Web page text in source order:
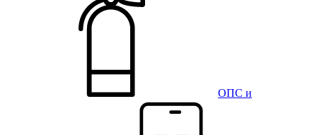
ОПС и